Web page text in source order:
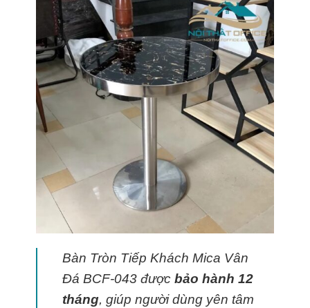
Bàn Tròn Tiếp Khách Mica Vân
Đá BCF-043 được bảo hành 12
tháng, giúp người dùng yên tâm